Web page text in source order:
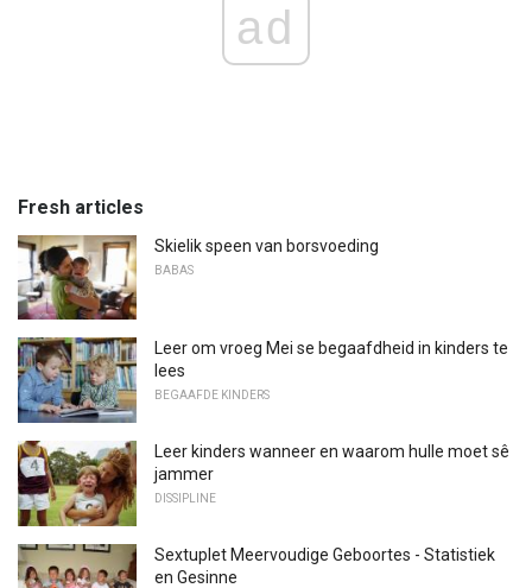
ad
Fresh articles
Skielik speen van borsvoeding
BABAS
Leer om vroeg Mei se begaafdheid in kinders te
lees
BEGAAFDE KINDERS
Leer kinders wanneer en waarom hulle moet sê
jammer
DISSIPLINE
Sextuplet Meervoudige Geboortes - Statistiek
en Gesinne